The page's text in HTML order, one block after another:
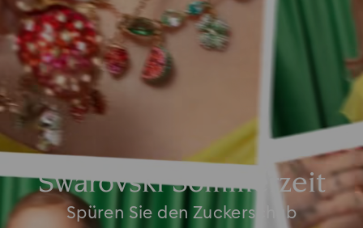
Swarovski Sommerzeit
Spüren Sie den Zuckerschub